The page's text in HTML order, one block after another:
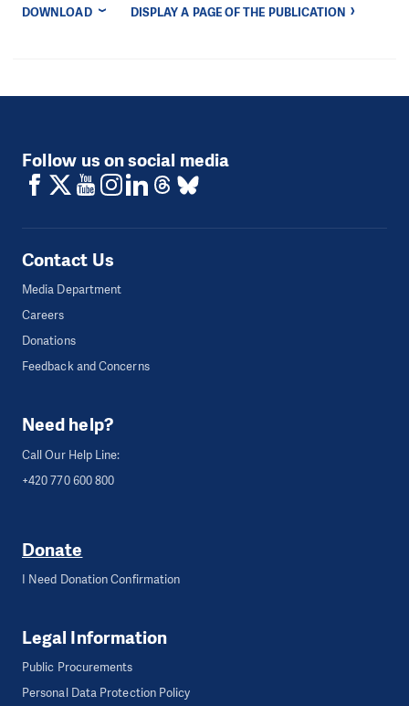
DOWNLOAD DISPLAY A PAGE OF THE PUBLICATION
Follow us on social media
Contact Us
Media Department
Careers
Donations
Feedback and Concerns
Need help?
Call Our Help Line:
+420 770 600 800
Donate
I Need Donation Confirmation
Legal Information
Public Procurements
Personal Data Protection Policy